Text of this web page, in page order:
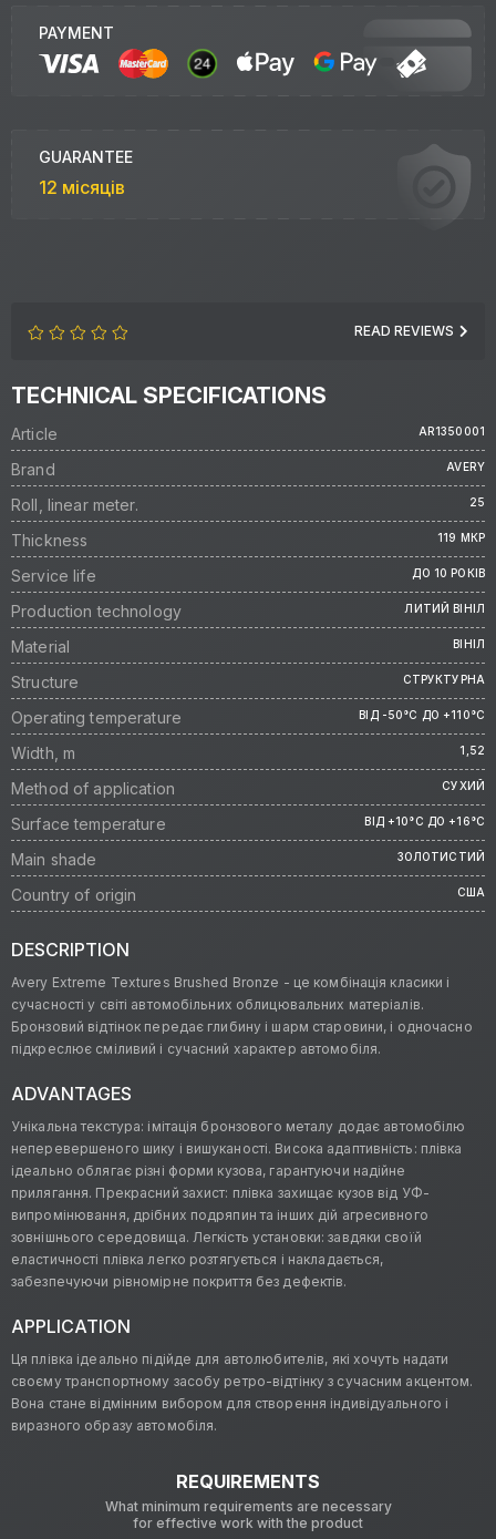
READ REVIEWS
TECHNICAL SPECIFICATIONS
Article AR1350001
Brand AVERY
Roll, linear meter. 25
Thickness 119 МКР
Service life ДО 10 РОКІВ
Production technology ЛИТИЙ ВІНІЛ
Material ВІНІЛ
Structure СТРУКТУРНА
Operating temperature ВІД -50°C ДО +110°C
Width, m 1,52
Method of application СУХИЙ
Surface temperature ВІД +10°C ДО +16°C
Main shade ЗОЛОТИСТИЙ
Country of origin США
PAYMENT
GUARANTEE
12 місяців
DESCRIPTION
Avery Extreme Textures Brushed Bronze - це комбінація класики і
сучасності у світі автомобільних облицювальних матеріалів.
Бронзовий відтінок передає глибину і шарм старовини, і одночасно
підкреслює сміливий і сучасний характер автомобіля.
ADVANTAGES
Унікальна текстура: імітація бронзового металу додає автомобілю
неперевершеного шику і вишуканості. Висока адаптивність: плівка
ідеально облягає різні форми кузова, гарантуючи надійне
прилягання. Прекрасний захист: плівка захищає кузов від УФ-
випромінювання, дрібних подряпин та інших дій агресивного
зовнішнього середовища. Легкість установки: завдяки своїй
еластичності плівка легко розтягується і накладається,
забезпечуючи рівномірне покриття без дефектів.
APPLICATION
Ця плівка ідеально підійде для автолюбителів, які хочуть надати
своєму транспортному засобу ретро-відтінку з сучасним акцентом.
Вона стане відмінним вибором для створення індивідуального і
виразного образу автомобіля.
REQUIREMENTS
What minimum requirements are necessary
for effective work with the product